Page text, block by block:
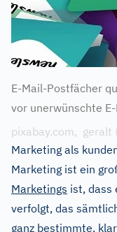
E-Mail-Postfächer
vor unerwünschte
pixabay.com, geralt
Marketing als
Marketing ist ein
Marketings ist, dass
verfolgt, das
ganz bestimmte,